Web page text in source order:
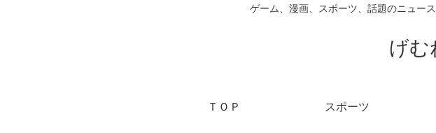
ゲーム、漫画、スポーツ、話題のニュー
げむ
ＴＯＰ スポーツ